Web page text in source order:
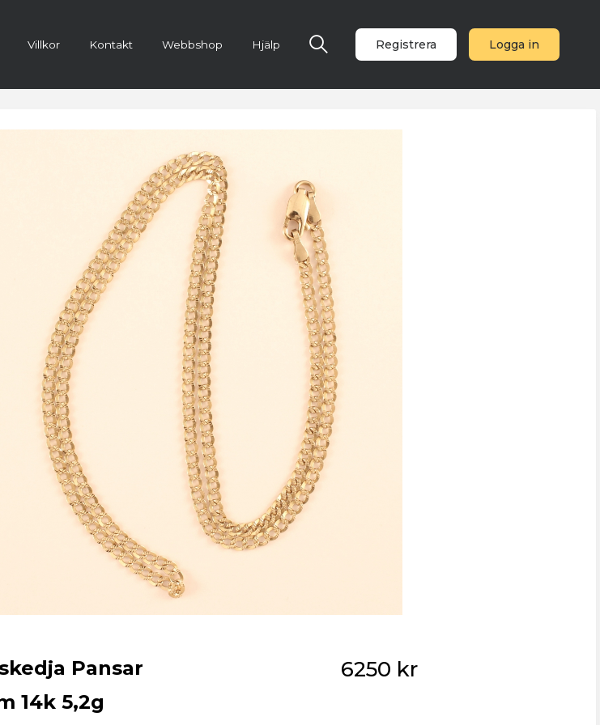
lösenord
Villkor Kontakt Webbshop Hjälp Registrera Logga in
Pansar
14k 5,2g
6250 kr